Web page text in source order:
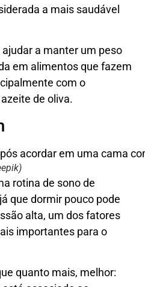
a mais saudável
a manter um peso
em alimentos que fazem
com o
de oliva.
rotina de sono de
que dormir pouco pode
alta, um dos fatores
importantes para o
quanto mais, melhor: